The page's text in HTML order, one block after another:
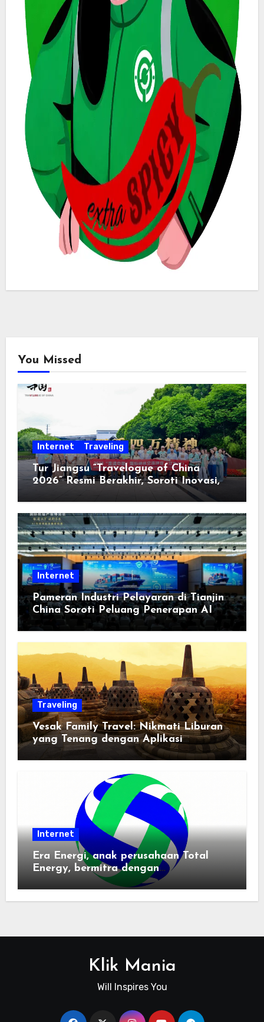
You Missed
Internet Traveling
Tur Jiangsu “Travelogue of China
2026” Resmi Berakhir, Soroti Inovasi,
Keterbukaan, dan Pembangunan
Berorientasi pada Masyarakat
Internet
Pameran Industri Pelayaran di Tianjin
China Soroti Peluang Penerapan AI
Traveling
Vesak Family Travel: Nikmati Liburan
yang Tenang dengan Aplikasi
Pemindai PDF
Internet
Era Energi, anak perusahaan Total
Energy, bermitra dengan
Zhuochuangtong untuk mempercepat
transisi energi Indonesia — raksasa
Klik Mania
Will Inspires You